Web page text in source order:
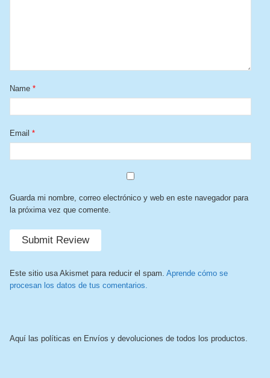
Name *
Email *
Guarda mi nombre, correo electrónico y web en este navegador para
la próxima vez que comente.
Este sitio usa Akismet para reducir el spam. Aprende cómo se
procesan los datos de tus comentarios.
Aquí las políticas en Envíos y devoluciones de todos los productos.